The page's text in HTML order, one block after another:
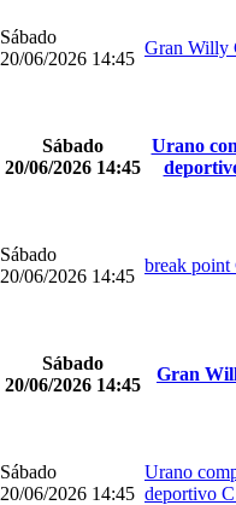
Sábado
20/06/2026 14:45
Gran Willy
Sábado
20/06/2026 14:45
Urano
Sábado
20/06/2026 14:45
break point
Sábado
20/06/2026 14:45
Gran
Sábado
20/06/2026 14:45
Urano
deportivo